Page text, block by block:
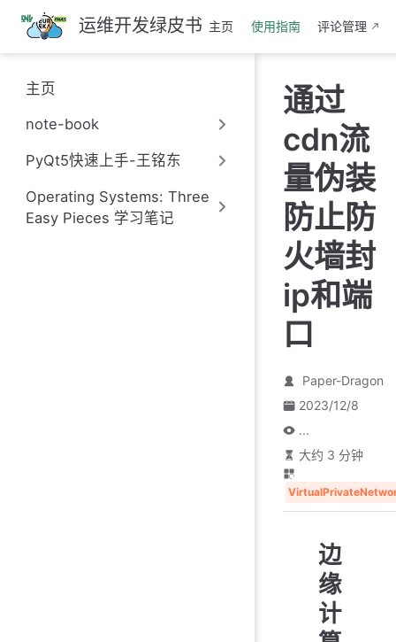
跳
至
主
要
內
运维开发绿皮书 主页 使用指南 评论管理
主页
note-book
PyQt5快速上手-王铭东
Operating Systems: Three
Easy Pieces 学习笔记
通过
cdn流
量伪装
防止防
火墙封
ip和端
口
Paper-Dragon
2023/12/8
...
大约 3 分钟
边
缘
计